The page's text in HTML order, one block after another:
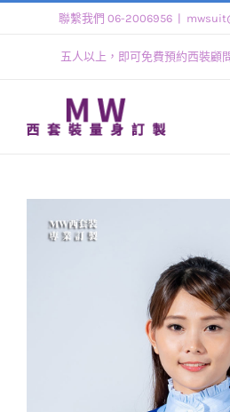
聯繫我們 06-2006956
五人以上，即可免費預約西裝顧